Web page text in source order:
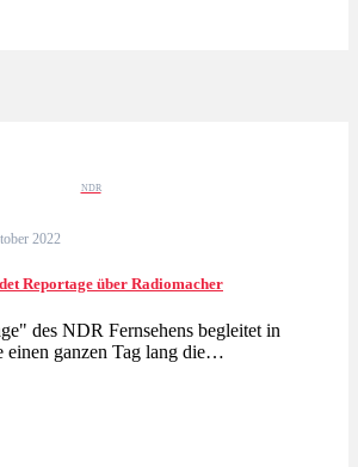
NDR
2022
Reportage über Radiomacher
des NDR Fernsehens begleitet in
einen ganzen Tag lang die…